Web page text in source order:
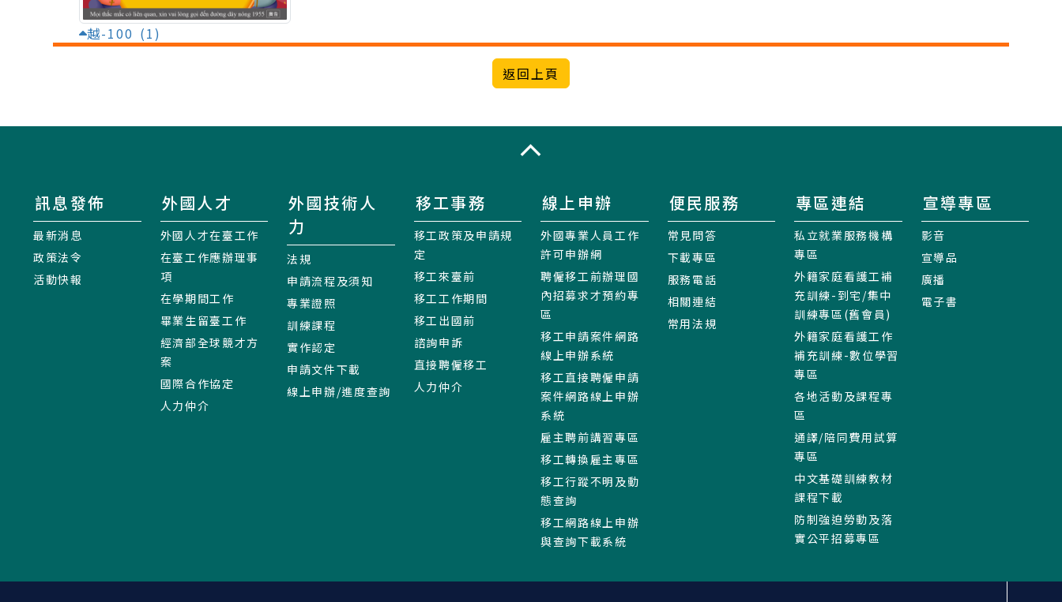
越-100 (1)
訊息發佈
最新消息
政策法令
活動快報
外國人才
外國人才在臺工作
在臺工作應辦理事
項
在學期間工作
畢業生留臺工作
經濟部全球競才方
案
國際合作協定
人力仲介
外國技術人
力
法規
申請流程及須知
專業證照
訓練課程
實作認定
申請文件下載
線上申辦/進度查詢
移工事務
移工政策及申請規
定
移工來臺前
移工工作期間
移工出國前
諮詢申訴
直接聘僱移工
人力仲介
線上申辦
外國專業人員工作
許可申辦網
聘僱移工前辦理國
內招募求才預約專
區
移工申請案件網路
線上申辦系統
移工直接聘僱申請
案件網路線上申辦
系統
雇主聘前講習專區
移工轉換雇主專區
移工行蹤不明及動
態查詢
移工網路線上申辦
與查詢下載系統
便民服務
常見問答
下載專區
服務電話
相關連結
常用法規
專區連結
私立就業服務機構
專區
外籍家庭看護工補
充訓練-到宅/集中
訓練專區(舊會員)
外籍家庭看護工作
補充訓練-數位學習
專區
各地活動及課程專
區
通譯/陪同費用試算
專區
中文基礎訓練教材
課程下載
防制強迫勞動及落
實公平招募專區
宣導專區
影音
宣導品
廣播
電子書